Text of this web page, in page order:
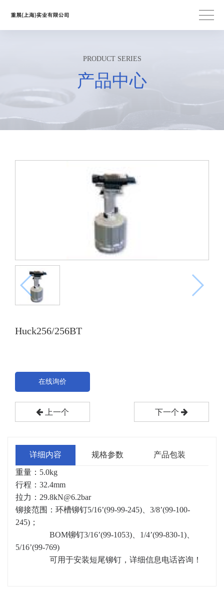
PRODUCT SERIES
产品中心
Huck256/256BT
在线询价
上一个 下一个
详细内容 规格参数 产品包装
重量：5.0kg
行程：32.4mm
拉力： 29.8kN@6.2bar
铆接范围：环槽铆钉5/16’(99-99-245)、3/8’(99-100-
245)；
BOM铆钉3/16’(99-1053)、1/4’(99-830-1)、
5/16’(99-769)
可用于安装短尾铆钉，详细信息电话咨询！